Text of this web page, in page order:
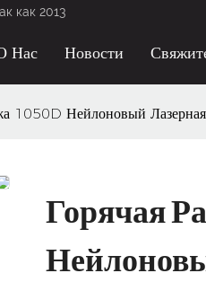
как 2013
Нас Новости
1050D Нейлоновый
Горячая